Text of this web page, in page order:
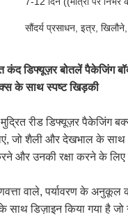
सौंदर्य प्रसाधन, इत्र,
कंद डिफ्यूज़र बोतलें पैकेजिंग
के साथ स्पष्ट खिड़की
मुद्रित रीड डिफ्यूज़र पैकेजिंग
जो शैली और देखभाल के साथ
और उनकी रक्षा करने के लिए
वाले, पर्यावरण के अनुकूल
डिज़ाइन किया गया है जो